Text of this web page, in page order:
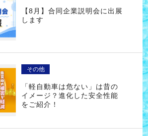
【8月】合同企業説明会に出展
します
その他
「軽自動車は危ない」は昔の
イメージ？進化した安全性能
をご紹介！